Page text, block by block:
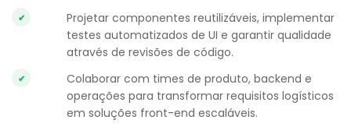
Projetar componentes reutilizáveis, implementar
testes automatizados de UI e garantir qualidade
através de revisões de código.
Colaborar com times de produto, backend e
operações para transformar requisitos logísticos
em soluções front-end escaláveis.